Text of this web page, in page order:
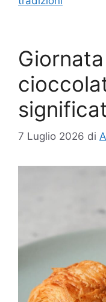
7 Luglio 2026 di